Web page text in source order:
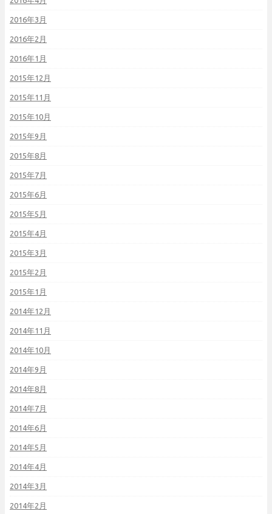
2016年3月
2016年2月
2016年1月
2015年12月
2015年11月
2015年10月
2015年9月
2015年8月
2015年7月
2015年6月
2015年5月
2015年4月
2015年3月
2015年2月
2015年1月
2014年12月
2014年11月
2014年10月
2014年9月
2014年8月
2014年7月
2014年6月
2014年5月
2014年4月
2014年3月
2014年2月